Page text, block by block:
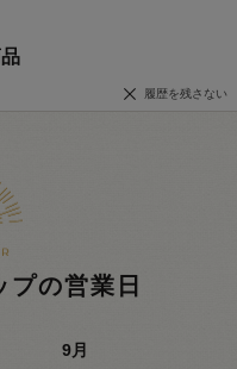
履歴を残さない
プの営業日
9月